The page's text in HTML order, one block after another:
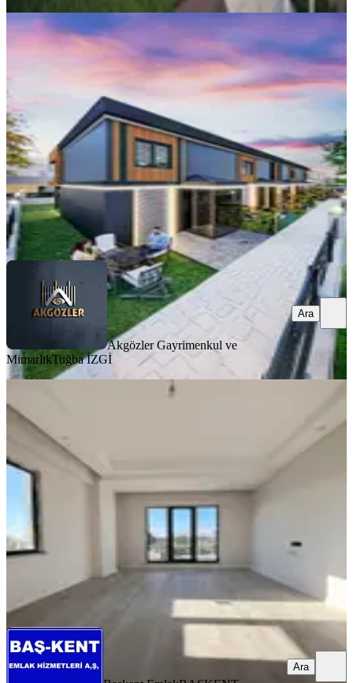
BALKONLU
Önerlerde Topraktan Özel Fiyatlarla
Satılık 3+1 Loft Villa
Çorlu, Önerler Mahallesi
3+1
·220 m²
12.000.000 ₺
Akgözler Gayrimenkul ve Mimarlık Tuğba İZGİ
Ara
Akgözler Gayrimenkul ve
MimarlıkTuğba İZGİ
Ara
Çorlu'nun Gözde Mahallesi Önerlerde
2+1
6.250.000 ₺Geri Dönüş:
Başkent EmlakBAŞKENT EMLAK
Ara
Ara